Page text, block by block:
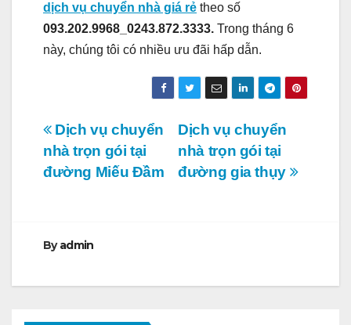
dịch vụ chuyển nhà giá rẻ theo số
093.202.9968_0243.872.3333. Trong tháng 6
này, chúng tôi có nhiều ưu đãi hấp dẫn.
Điều
hướng
viết
Dịch vụ chuyển
nhà trọn gói tại
đường gia thụy
Dịch vụ chuyển
nhà trọn gói tại
đường Miếu Đầm
Byadmin